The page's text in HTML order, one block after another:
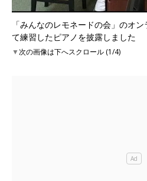
「みんなのレモネードの会」のオ
て練習したピアノを披露しました
▼次の画像は下へスクロール (1/4)